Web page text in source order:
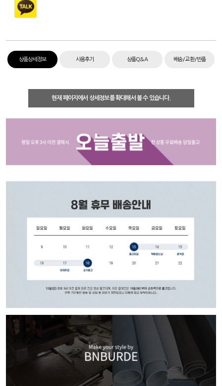
상품상세정보 사용후기 상품Q&A 배송/교환/반품
현재 페이지에서 상세정보를 확대해서 볼 수 있습니다.